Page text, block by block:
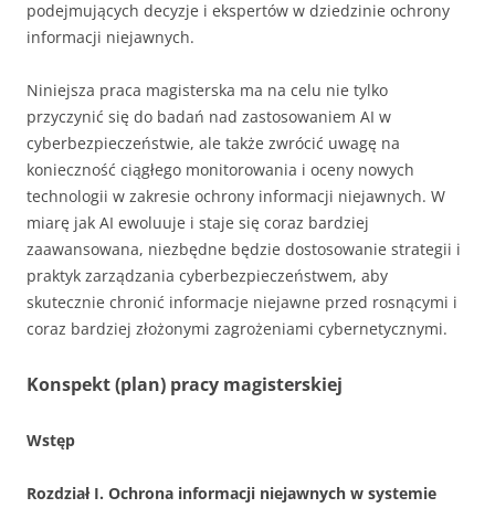
podejmujących decyzje i ekspertów w dziedzinie ochrony
informacji niejawnych.
Niniejsza praca magisterska ma na celu nie tylko
przyczynić się do badań nad zastosowaniem AI w
cyberbezpieczeństwie, ale także zwrócić uwagę na
konieczność ciągłego monitorowania i oceny nowych
technologii w zakresie ochrony informacji niejawnych. W
miarę jak AI ewoluuje i staje się coraz bardziej
zaawansowana, niezbędne będzie dostosowanie strategii i
praktyk zarządzania cyberbezpieczeństwem, aby
skutecznie chronić informacje niejawne przed rosnącymi i
coraz bardziej złożonymi zagrożeniami cybernetycznymi.
Konspekt (plan) pracy magisterskiej
Wstęp
Rozdział I. Ochrona informacji niejawnych w systemie